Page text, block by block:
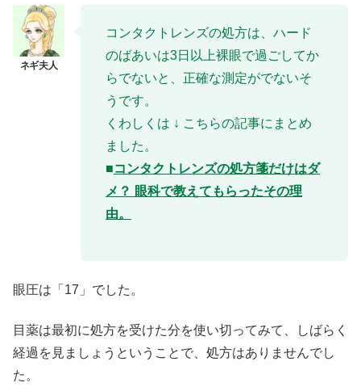
コンタクトレンズの処方は、ハード
のばあいは3日以上裸眼で過ごしてか
らでないと、正確な測定がでないそ
うです。
くわしくは ↓ こちらの記事にまとめ
ました。
■コンタクトレンズの処方箋だけはダ
メ？ 眼科で教えてもらったその理
由。
眼圧は「17」でした。
目薬は最初に処方を受けた分を使い切ってみて、しばらく
経過を見ましょうということで、処方はありませんでし
た。